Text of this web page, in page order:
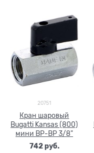
20751
Кран шаровый
Bugatti Kansas (800)
мини ВР-ВР 3/8"
742 руб.